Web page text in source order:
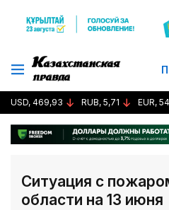
USD, 469,93 RUB, 5,71 EUR,
Ситуация с
области на 13 июня